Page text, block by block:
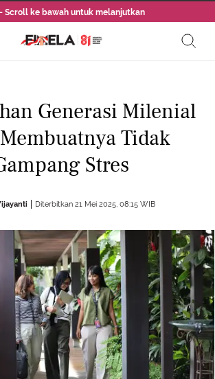
- Scroll ke bawah untuk melanjutkan
Generasi Milenial
Tidak
Stres
Diterbitkan 21 Mei 2025, 08:15 WIB